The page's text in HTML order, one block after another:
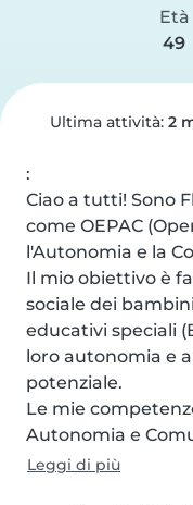
Età
49
Ultima attività: 2
:
Ciao a tutti! Sono
come OEPAC
l'Autonomia e la
Il mio obiettivo è
sociale dei
educativi speciali
loro autonomia e
potenziale.
Le mie
Autonomia e
Leggi di più